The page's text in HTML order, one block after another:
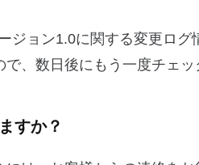
ジョン1.0に関する変更ロ
、数日後にもう一度チェ
すか？